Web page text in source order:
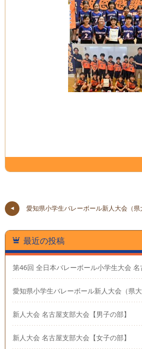
愛知県小学生バレーボール新人大会（県
最近の投稿
第46回 全日本バレーボール小学生大会 名
愛知県小学生バレーボール新人大会（県大
新人大会 名古屋支部大会【男子の部】
新人大会 名古屋支部大会【女子の部】